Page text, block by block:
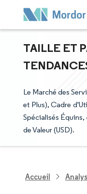
TAILLE ET
Le Marché des
et Plus), Cadre
Spécialisés
de Valeur (USD).
Accueil